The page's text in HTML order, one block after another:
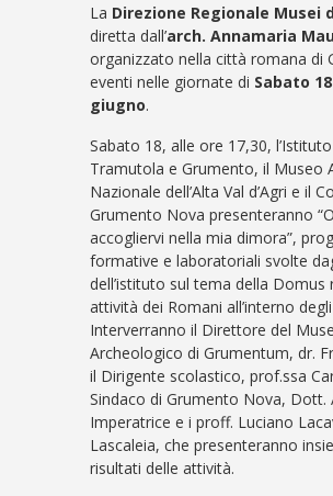
La Direzione Regionale Musei
diretta dall’arch. Annamaria
organizzato nella città romana di
eventi nelle giornate di Sabato
giugno.
Sabato 18, alle ore 17,30,
Tramutola e Grumento, il Museo
Nazionale dell’Alta Val d’Agri e il
Grumento Nova presenteranno
accogliervi nella mia dimora”,
formative e laboratoriali svolte
dell’istituto sul tema della Domus
attività dei Romani all’interno
Interverranno il Direttore del
Archeologico di Grumentum, dr.
il Dirigente scolastico, prof.ssa
Sindaco di Grumento Nova, Dott.
Imperatrice e i proff. Luciano
Lascaleia, che presenteranno
risultati delle attività.